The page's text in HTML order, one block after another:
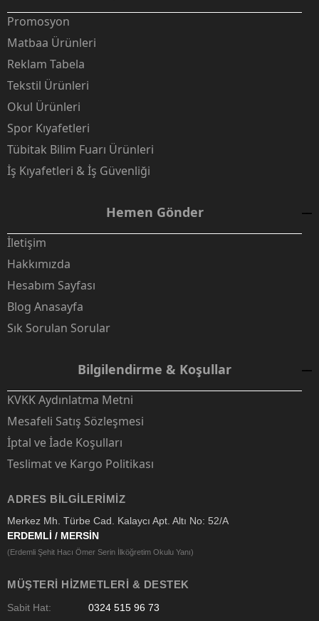
Promosyon
Matbaa Ürünleri
Reklam Tabela
Tekstil Ürünleri
Okul Ürünleri
Spor Kıyafetleri
Tübitak Bilim Fuarı Ürünleri
İş Kıyafetleri & İş Güvenliği
Hemen Gönder
İletişim
Hakkımızda
Hesabım Sayfası
Blog Anasayfa
Sık Sorulan Sorular
Bilgilendirme & Koşullar
KVKK Aydınlatma Metni
Mesafeli Satış Sözleşmesi
İptal ve İade Koşulları
Teslimat ve Kargo Politikası
ADRES BILGILERIMIZ
Merkez Mh. Türbe Cad. Kalaycı Apt. Altı No: 52/A
ERDEMLİ / MERSİN
(Erdemli Şehit Hacı Ömer Serin İlköğretim Okulu Yanı)
MÜŞTERI HIZMETLERI & DESTEK
Sabit Hat: 0324 515 96 73